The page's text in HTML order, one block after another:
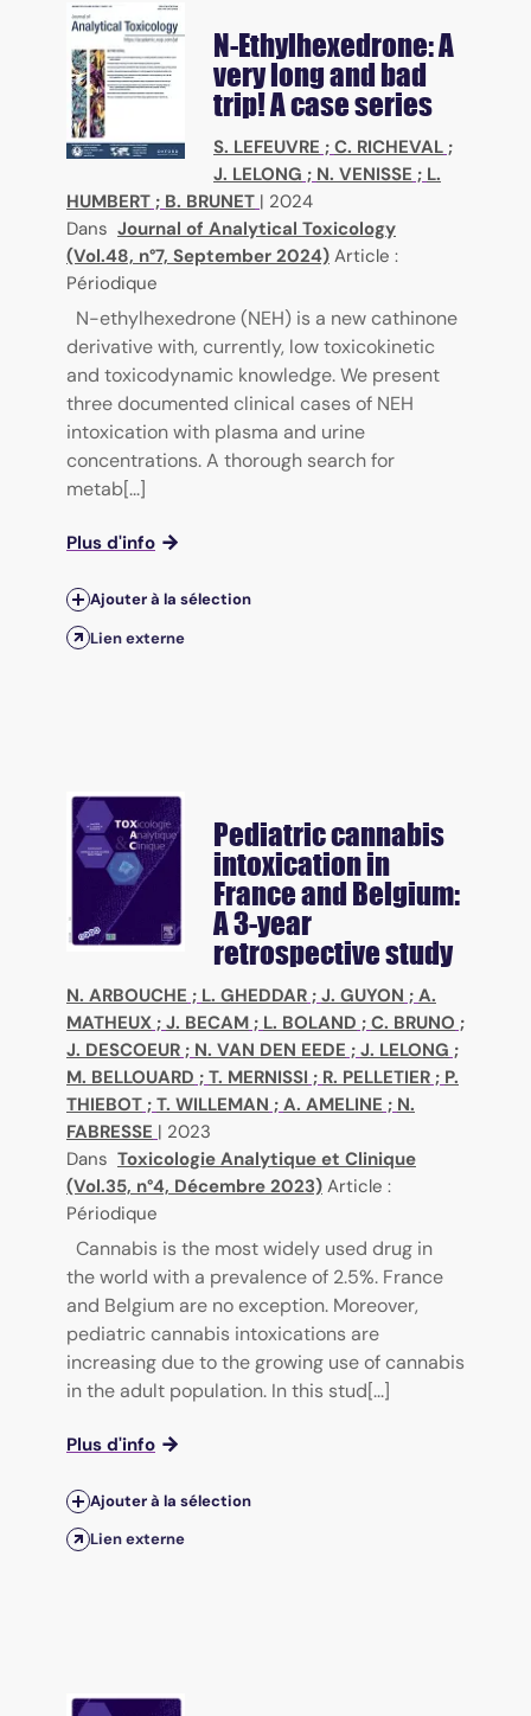
N-Ethylhexedrone: A
very long and bad
trip! A case series
S. LEFEUVRE ; C. RICHEVAL ;
J. LELONG ; N. VENISSE ; L.
HUMBERT ; B. BRUNET | 2024
Dans Journal of Analytical Toxicology
(Vol.48, n°7, September 2024) Article :
Périodique
N-ethylhexedrone (NEH) is a new cathinone
derivative with, currently, low toxicokinetic
and toxicodynamic knowledge. We present
three documented clinical cases of NEH
intoxication with plasma and urine
concentrations. A thorough search for
metab[...]
Plus d'info
Ajouter à la sélection
Lien externe
Pediatric cannabis
intoxication in
France and Belgium:
A 3-year
retrospective study
N. ARBOUCHE ; L. GHEDDAR ; J. GUYON ; A.
MATHEUX ; J. BECAM ; L. BOLAND ; C. BRUNO ;
J. DESCOEUR ; N. VAN DEN EEDE ; J. LELONG ;
M. BELLOUARD ; T. MERNISSI ; R. PELLETIER ; P.
THIEBOT ; T. WILLEMAN ; A. AMELINE ; N.
FABRESSE | 2023
Dans Toxicologie Analytique et Clinique
(Vol.35, n°4, Décembre 2023) Article :
Périodique
Cannabis is the most widely used drug in
the world with a prevalence of 2.5%. France
and Belgium are no exception. Moreover,
pediatric cannabis intoxications are
increasing due to the growing use of cannabis
in the adult population. In this stud[...]
Plus d'info
Ajouter à la sélection
Lien externe